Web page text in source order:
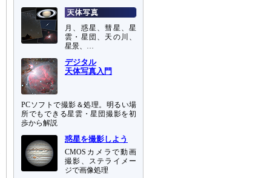
月、惑星、彗星、星
雲・星団、天の川、
星景、…
デジタル
天体写真入門
PCソフトで撮影＆処理。明るい場
所でもできる星雲・星団撮影を初
歩から解説
惑星を撮影しよう
CMOSカメラで動画
撮影、ステライメー
ジで画像処理